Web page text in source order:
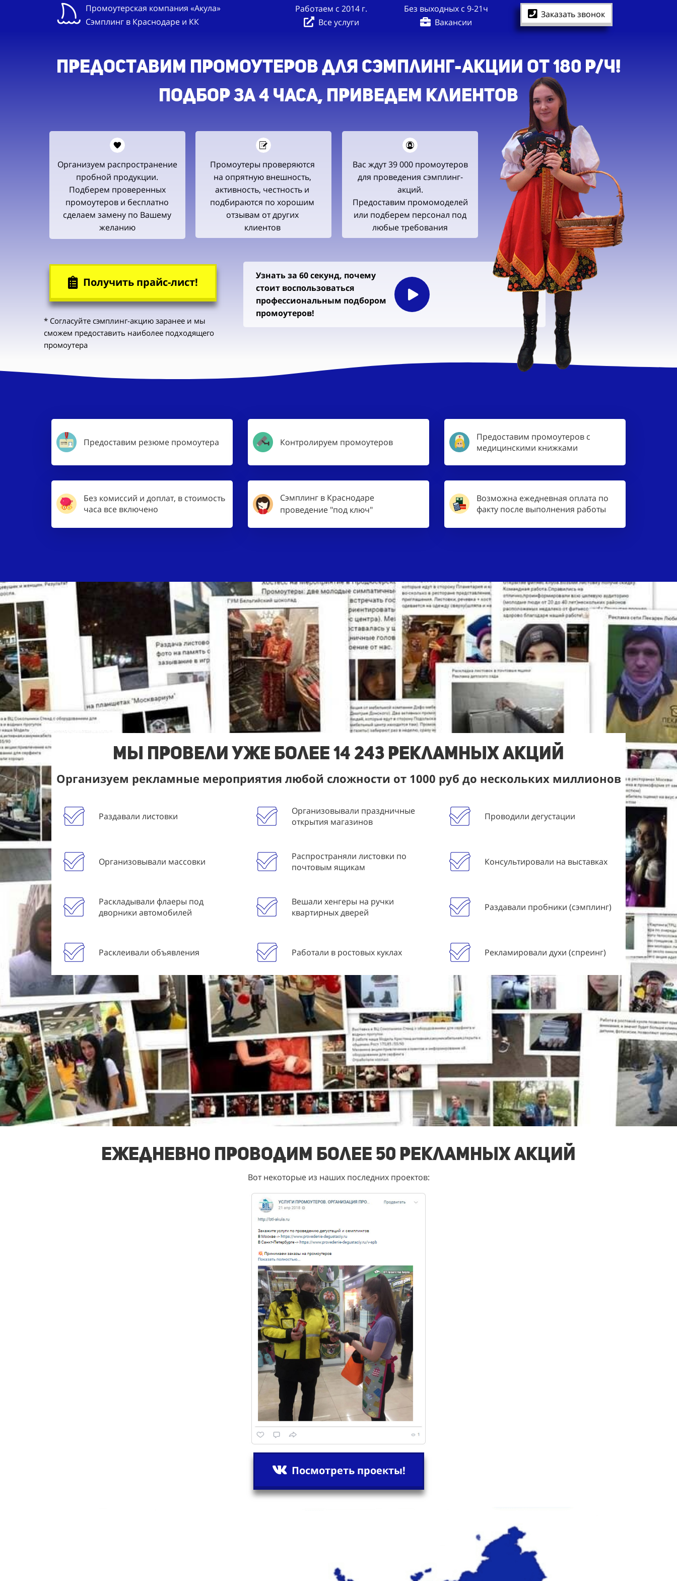
Промоутерская компания «Акула»
Сэмплинг в Краснодаре и КК
Работаем с 2014 г.
Все услуги
Без выходных с 9-21ч
Вакансии
Заказать звонок
Организуем распространение
пробной продукции.
Подберем проверенных
промоутеров и бесплатно
сделаем замену по Вашему
желанию
Вас ждут 39 000 промоутеров
для проведения сэмплинг-
акций.
Предоставим промомоделей
или подберем персонал под
любые требования
Промоутеры проверяются
на опрятную внешность,
активность, честность и
подбираются по хорошим
отзывам от других
клиентов
предоставим промоутеров для сэмплинг-акции ОТ 180 Р/Ч!
Подбор ЗА 4 ЧАСА, приведем клиентов
* Согласуйте сэмплинг-акцию заранее и мы
сможем предоставить наиболее подходящего
промоутера
Получить прайс-лист!
Узнать за 60 секунд, почему
стоит воспользоваться
профессиональным подбором
промоутеров!
Предоставим резюме промоутера Контролируем промоутеров
Предоставим промоутеров с
медицинскими книжками
Без комиссий и доплат, в стоимость
часа все включено
Сэмплинг в Краснодаре
проведение "под ключ"
Возможна ежедневная оплата по
факту после выполнения работы
Мы Провели уже более 14 243 рекламных акций
Организуем рекламные мероприятия любой сложности от 1000 руб до нескольких миллионов
Раздавали листовки
Организовывали праздничные
открытия магазинов
Проводили дегустации
Организовывали массовки
Распространяли листовки по
почтовым ящикам
Консультировали на выставках
Раскладывали флаеры под
дворники автомобилей
Вешали хенгеры на ручки
квартирных дверей
Раздавали пробники (сэмплинг)
Расклеивали объявления Работали в ростовых куклах Рекламировали духи (спреинг)
Ежедневно проводим более 50 рекламных акций
Вот некоторые из наших последних проектов:
Посмотреть проекты!